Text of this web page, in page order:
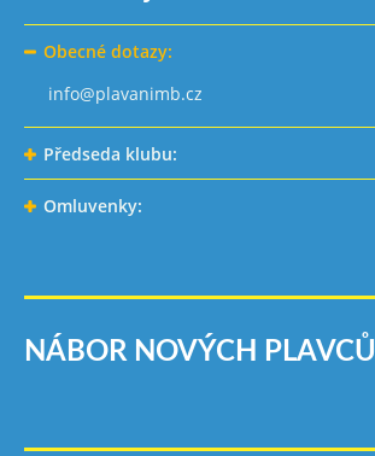
Obecné dotazy:
info@plavanimb.cz
Předseda klubu:
Omluvenky:
NÁBOR NOVÝCH PLAVCŮ